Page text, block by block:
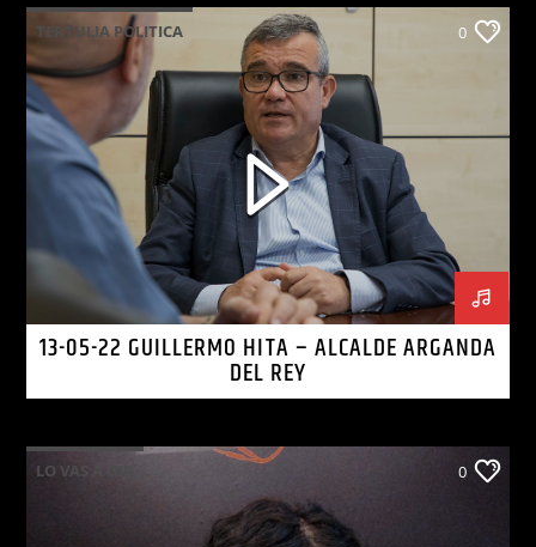
TERTULIA POLITICA 0
13-05-22 GUILLERMO HITA – ALCALDE ARGANDA
DEL REY
LO VAS A OIR 0